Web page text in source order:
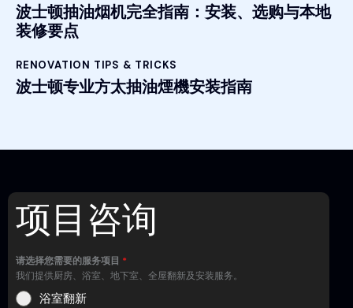
波士顿抽油烟机完全指南：安装、选购与本地
装修要点
RENOVATION TIPS & TRICKS
波士顿专业方太抽油煙機安装指南
项目咨询
请选择您需要的服务项目 *
我们提供厨房、浴室、地下室、全屋翻新及安装服务。
浴室翻新